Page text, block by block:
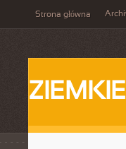
Strona główna